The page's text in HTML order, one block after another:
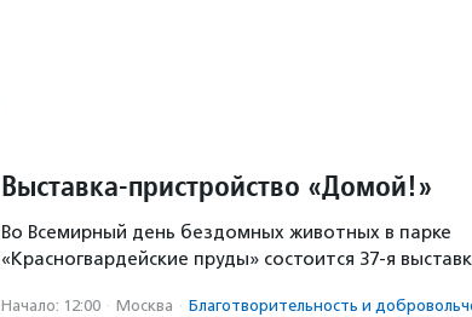
Выставка-пристройство «Домой!»
Во Всемирный день бездомных животных в парке
«Красногвардейские пруды» состоится 37-я
Начало: 12:00 · Москва · Благотвори­тель­ность и